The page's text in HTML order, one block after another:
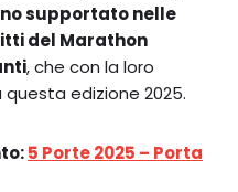
supportato nelle
del Marathon
, che con la loro
edizione 2025.
5 Porte 2025 – Porta